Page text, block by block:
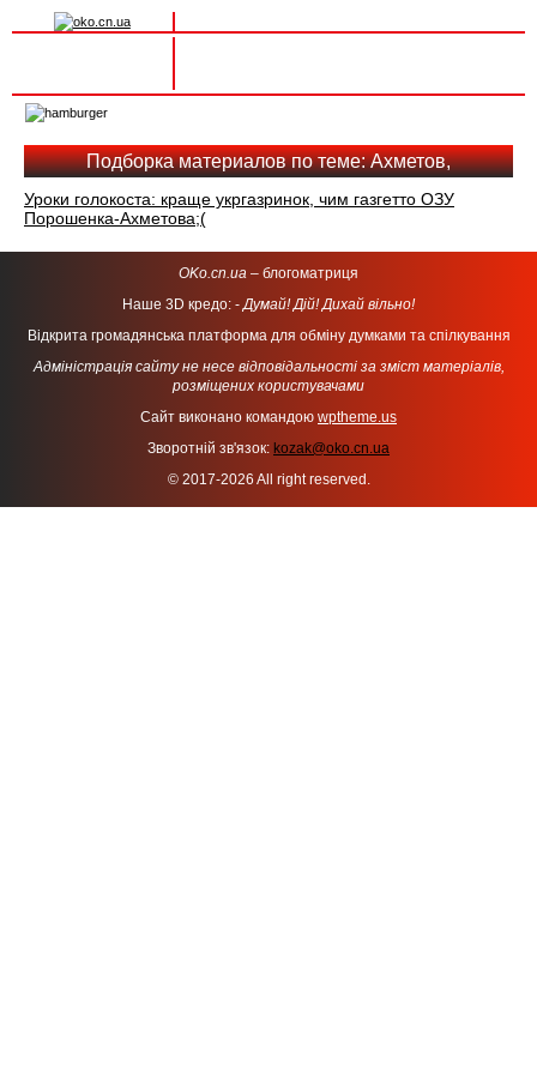
navigation
Подборка материалов по теме: Ахметов,
Уроки голокоста: краще укргазринок, чим газгетто ОЗУ
Порошенка-Ахметова;(
OKo.cn.ua – блогоматриця
Наше 3D кредо: -Думай! Дій! Дихай вільно!
Відкрита громадянська платформа для обміну думками та спілкування
Адміністрація сайту не несе відповідальності за зміст матеріалів,
розміщених користувачами
Сайт виконано командою wptheme.us
Зворотній зв'язок: kozak@oko.cn.ua
© 2017-2026 All right reserved.